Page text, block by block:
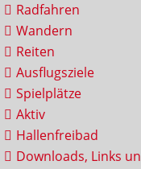
Radfahren
Wandern
Reiten
Ausflugsziele
Spielplätze
Aktiv
Hallenfreibad
Downloads, Links